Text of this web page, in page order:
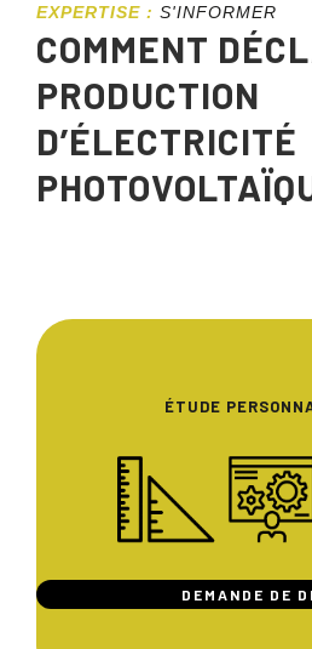
EXPERTISE : S'INFORMER
COMMENT
PRODUCTION
D’ÉLECTRICITÉ
ÉTUDE
DEMANDE DE